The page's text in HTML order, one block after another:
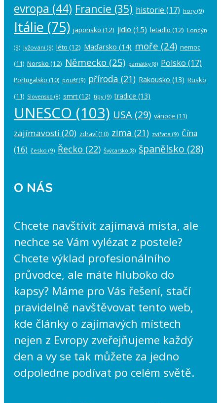
evropa (44) Francie (35) historie (17) hory (9)
Itálie (75) japonsko (12) jídlo (15) letadlo (12) Londýn
(9) lyžování (9) léto (12) Maďarsko (14) moře (24) nemoc
(11) Norsko (12) Německo (25) památky(8) Polsko (17)
Portugalsko (10) poušť(9) příroda (21) Rakousko (13) Rusko
(11) Slovensko (8) smrt(12) tipy (9) tradice (13)
UNESCO (103) USA (29) vánoce (11)
zajímavosti (20) zdraví (10) zima (21) zvířata (9) Čína
(16) česko (9) Řecko (22) Švýcarsko (8) španělsko (28)
O NÁS
Chcete navštívit zajímavá místa, ale
nechce se Vám vylézat z postele?
Chcete výklad profesionálního
průvodce, ale máte hluboko do
kapsy? Máme pro Vás řešení, stačí
pravidelně navštěvovat tento web,
kde články o zajímavých místech
nejen z Evropy zveřejňujeme každý
den a vy se tak můžete za jedno
odpoledne podívat po celém světě.